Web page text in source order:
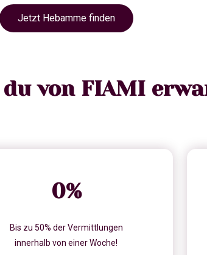
Jetzt Hebamme finden
von FIAMI
0%
Bis zu 50% der Vermittlungen
innerhalb von einer Woche!